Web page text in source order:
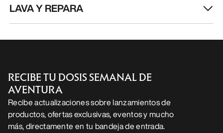
LAVA Y REPARA
RECIBE TU DOSIS SEMANAL DE
AVENTURA
Recibe actualizaciones sobre lanzamientos de
productos, ofertas exclusivas, eventos y mucho
más, directamente en tu bandeja de entrada.